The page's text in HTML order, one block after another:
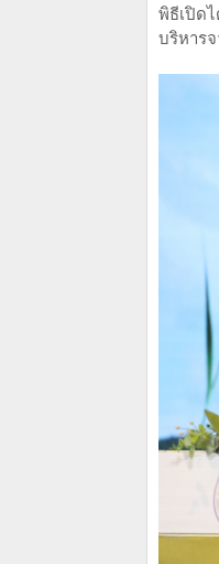
พิธีเปิด
บริหาร